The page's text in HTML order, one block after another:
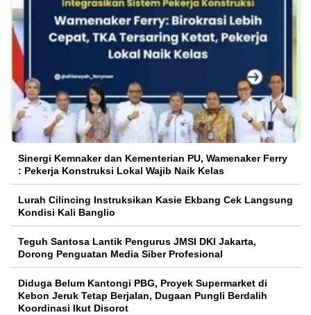
Sinergi Kemnaker dan Kementerian PU, Wamenaker Ferry
: Pekerja Konstruksi Lokal Wajib Naik Kelas
Lurah Cilincing Instruksikan Kasie Ekbang Cek Langsung
Kondisi Kali Banglio
Teguh Santosa Lantik Pengurus JMSI DKI Jakarta,
Dorong Penguatan Media Siber Profesional
Diduga Belum Kantongi PBG, Proyek Supermarket di
Kebon Jeruk Tetap Berjalan, Dugaan Pungli Berdalih
Koordinasi Ikut Disorot